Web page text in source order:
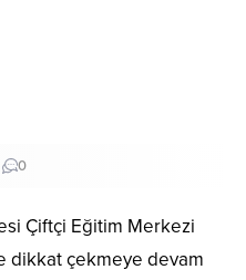
0
Çiftçi Eğitim Merkezi
dikkat çekmeye devam